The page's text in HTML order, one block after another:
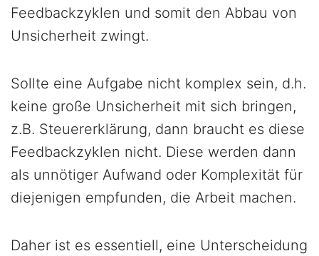
Feedbackzyklen und somit den Abbau von
Unsicherheit zwingt.
Sollte eine Aufgabe nicht komplex sein, d.h.
keine große Unsicherheit mit sich bringen,
z.B. Steuererklärung, dann braucht es diese
Feedbackzyklen nicht. Diese werden dann
als unnötiger Aufwand oder Komplexität für
diejenigen empfunden, die Arbeit machen.
Daher ist es essentiell, eine Unterscheidung